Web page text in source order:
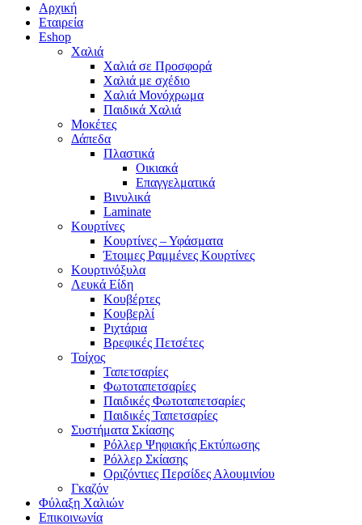
Αρχική
Εταιρεία
Eshop
Χαλιά
Χαλιά σε Προσφορά
Χαλιά με σχέδιο
Χαλιά Μονόχρωμα
Παιδικά Χαλιά
Μοκέτες
Δάπεδα
Πλαστικά
Οικιακά
Επαγγελματικά
Βινυλικά
Laminate
Κουρτίνες
Κουρτίνες – Υφάσματα
Έτοιμες Ραμμένες Κουρτίνες
Κουρτινόξυλα
Λευκά Είδη
Κουβέρτες
Κουβερλί
Ριχτάρια
Βρεφικές Πετσέτες
Τοίχος
Ταπετσαρίες
Φωτοταπετσαρίες
Παιδικές Φωτοταπετσαρίες
Παιδικές Ταπετσαρίες
Συστήματα Σκίασης
Ρόλλερ Ψηφιακής Εκτύπωσης
Ρόλλερ Σκίασης
Οριζόντιες Περσίδες Αλουμινίου
Γκαζόν
Φύλαξη Χαλιών
Επικοινωνία